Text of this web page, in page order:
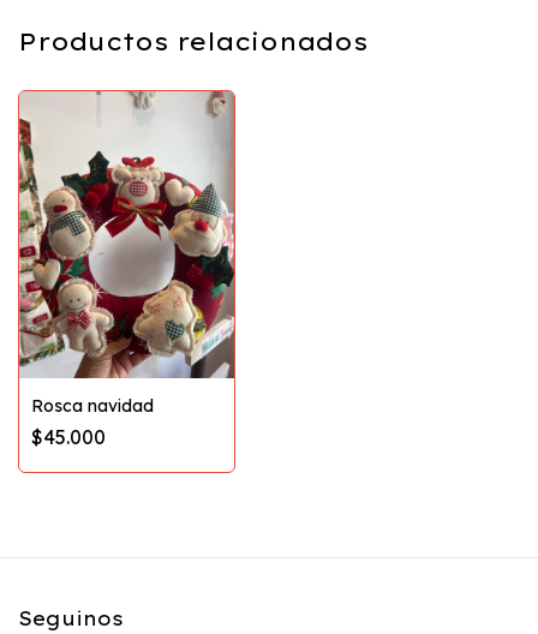
Productos relacionados
Rosca navidad
$45.000
Seguinos